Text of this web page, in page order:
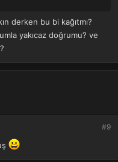
unutmayınız.
derken bu bi kağıtmı?
yakıcaz doğrumu? ve
#9